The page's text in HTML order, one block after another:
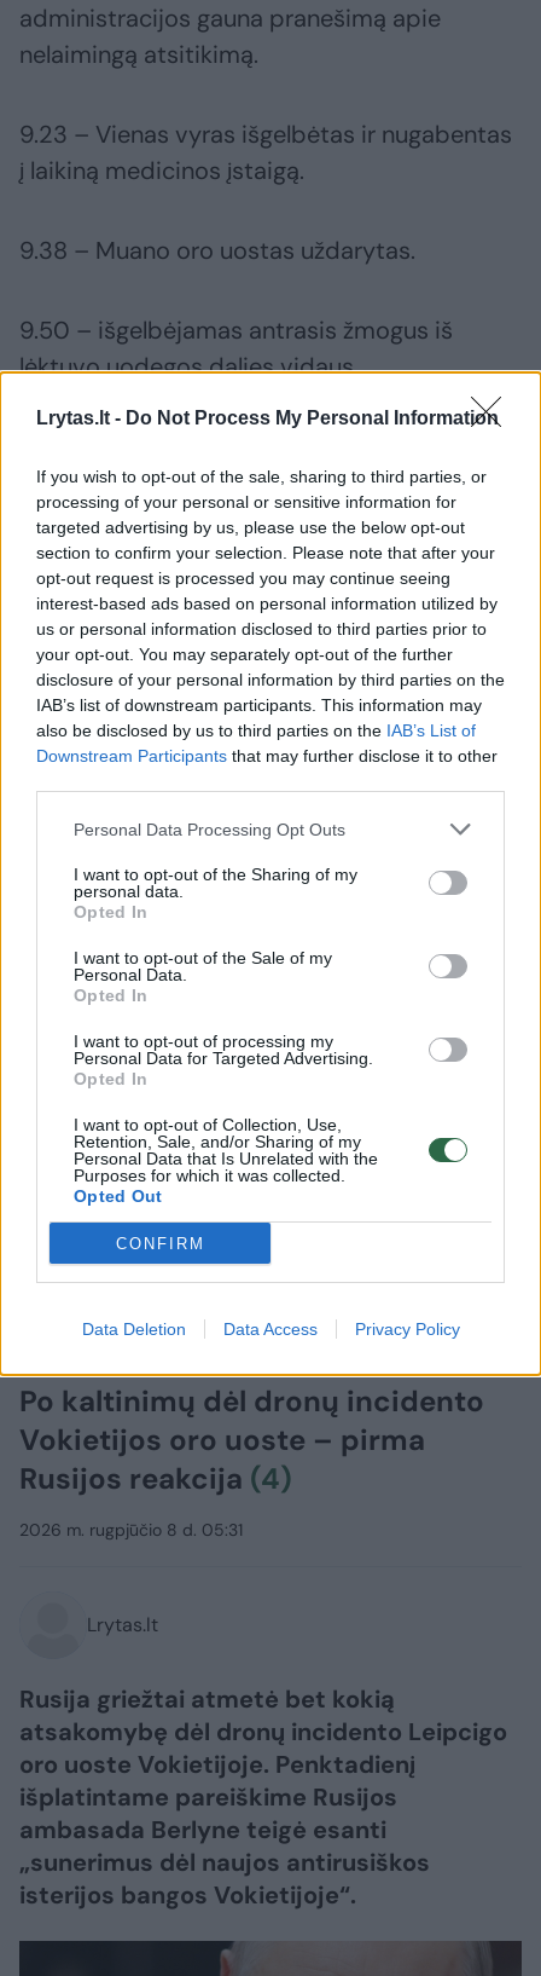
Lrytas.lt - Do Not Process My Personal Information
If you wish to opt-out of the sale, sharing to third parties, or
processing of your personal or sensitive information for
targeted advertising by us, please use the below opt-out
section to confirm your selection. Please note that after your
opt-out request is processed you may continue seeing
interest-based ads based on personal information utilized by
us or personal information disclosed to third parties prior to
your opt-out. You may separately opt-out of the further
disclosure of your personal information by third parties on the
IAB’s list of downstream participants. This information may
also be disclosed by us to third parties on the IAB’s List of
Downstream Participants that may further disclose it to other
Personal Data Processing Opt Outs
I want to opt-out of the Sharing of my
personal data.
Opted In
I want to opt-out of the Sale of my
Personal Data.
Opted In
I want to opt-out of processing my
Personal Data for Targeted Advertising.
Opted In
I want to opt-out of Collection, Use,
Retention, Sale, and/or Sharing of my
Personal Data that Is Unrelated with the
Purposes for which it was collected.
Opted Out
CONFIRM
Data Deletion Data Access Privacy Policy
administracijos gauna pranešimą apie
nelaimingą atsitikimą.
9.23 – Vienas vyras išgelbėtas ir nugabentas
į laikiną medicinos įstaigą.
9.38 – Muano oro uostas uždarytas.
9.50 – išgelbėjamas antrasis žmogus iš
lėktuvo uodegos dalies vidaus.
Pietų Korėja lėktuvo katastrofa keleivinis lėktuvas
Komentuoti po šiuo straipsniu
Komentuoti gali tik Lrytas registruoti vartotojai.
Prisijunkite prie registruotų vartotojų
Rodyti komentarus
Prisijungti komentatoriams
Po kaltinimų dėl dronų incidento
Vokietijos oro uoste – pirma
Rusijos reakcija (4)
2026 m. rugpjūčio 8 d. 05:31
Lrytas.lt
Rusija griežtai atmetė bet kokią
atsakomybę dėl dronų incidento Leipcigo
oro uoste Vokietijoje. Penktadienį
išplatintame pareiškime Rusijos
ambasada Berlyne teigė esanti
„sunerimus dėl naujos antirusiškos
isterijos bangos Vokietijoje“.